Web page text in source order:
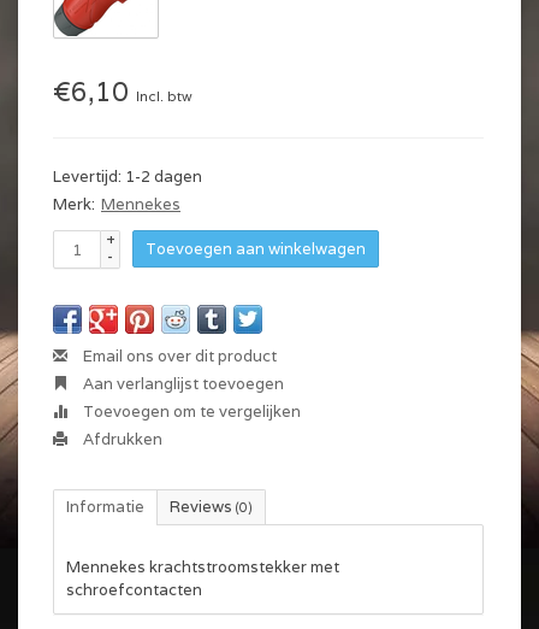
€6,10 Incl. btw
Levertijd: 1-2 dagen
Merk: Mennekes
+
-
Toevoegen aan winkelwagen
Email ons over dit product
Aan verlanglijst toevoegen
Toevoegen om te vergelijken
Afdrukken
Informatie Reviews (0)
Mennekes krachtstroomstekker met
schroefcontacten